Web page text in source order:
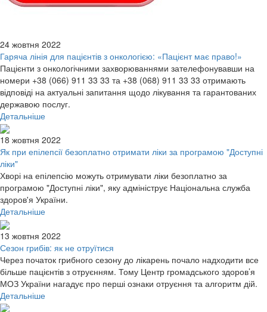
24 жовтня 2022
Гаряча лінія для пацієнтів з онкологією: «Пацієнт має право!»
Пацієнти з онкологічними захворюваннями зателефонувавши на
номери +38 (066) 911 33 33 та +38 (068) 911 33 33 отримають
відповіді на актуальні запитання щодо лікування та гарантованих
державою послуг.
Детальніше
18 жовтня 2022
Як при епілепсії безоплатно отримати ліки за програмою "Доступні
ліки"
Хворі на епілепсію можуть отримувати ліки безоплатно за
програмою "Доступні ліки", яку адмініструє Національна служба
здоров'я України.
Детальніше
13 жовтня 2022
Сезон грибів: як не отруїтися
Через початок грибного сезону до лікарень почало надходити все
більше пацієнтів з отруєнням. Тому Центр громадського здоров’я
МОЗ України нагадує про перші ознаки отруєння та алгоритм дій.
Детальніше